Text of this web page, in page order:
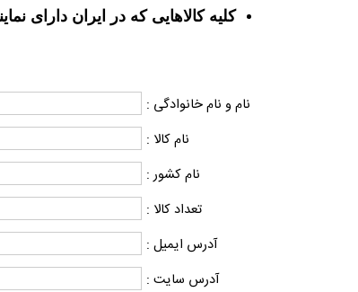
کلیه کالاهایی که در ایران دارای
نام و نام خانوادگی :
نام کالا :
نام کشور :
تعداد کالا :
آدرس ایمیل :
آدرس سایت :